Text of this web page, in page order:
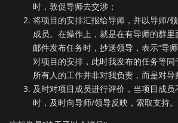
时，敦促导师去交涉；
将项目的安排汇报给导师，并以导师/
成员。在操作上，就是在有导师的群
邮件发布任务时，抄送领导，表示“导
对项目的安排，此时我发布的任务等同
所有人的工作并非对我负责，而是对导
及时对项目成员进行评价，当项目成
时，及时向导师/领导反映，索取支持。